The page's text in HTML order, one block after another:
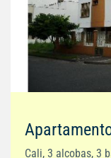
Cali, 3 alcobas, 3